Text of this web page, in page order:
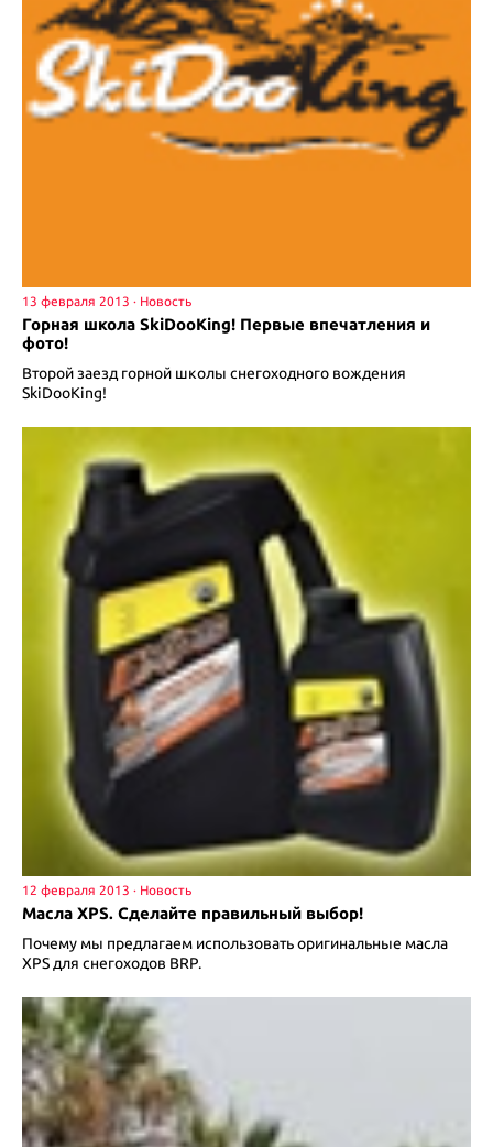
13 февраля 2013
Горная школа SkiDooKing! Первые впечатления и
фото!
Второй заезд горной школы снегоходного вождения
SkiDooKing!
12 февраля 2013
Масла XPS. Сделайте правильный выбор!
Почему мы предлагаем использовать оригинальные масла
XPS для снегоходов BRP.